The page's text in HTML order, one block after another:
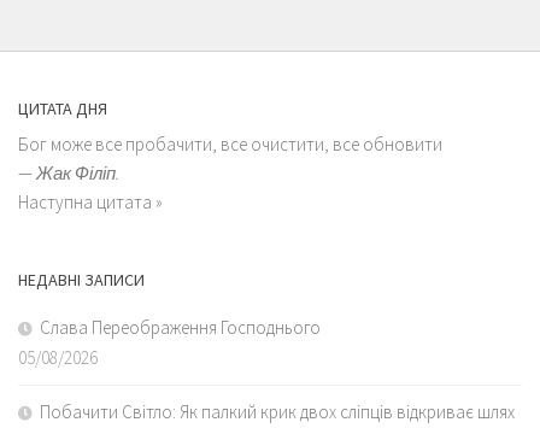
ЦИТАТА ДНЯ
Бог може все пробачити, все очистити, все обновити
—Жак Філіп.
Наступна цитата »
НЕДАВНІ ЗАПИСИ
Слава Переображення Господнього
05/08/2026
Побачити Світло: Як палкий крик двох сліпців відкриває шлях